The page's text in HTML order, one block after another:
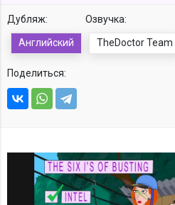
Дубляж:
Английский
Озвучка:
TheDoctor Team
Поделиться: